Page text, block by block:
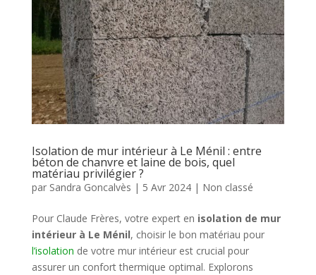
Isolation de mur intérieur à Le Ménil : entre
béton de chanvre et laine de bois, quel
matériau privilégier ?
par Sandra Goncalvès | 5 Avr 2024| Non classé
Pour Claude Frères, votre expert en isolation de mur
intérieur à Le Ménil, choisir le bon matériau pour
l’isolation de votre mur intérieur est crucial pour
assurer un confort thermique optimal. Explorons